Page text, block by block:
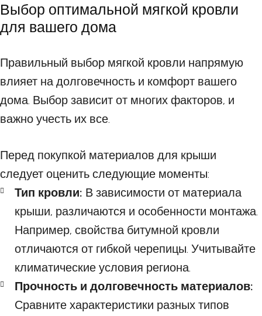
Выбор оптимальной мягкой кровли
для вашего дома
Правильный выбор мягкой кровли напрямую
влияет на долговечность и комфорт вашего
дома. Выбор зависит от многих факторов, и
важно учесть их все.
Перед покупкой материалов для крыши
следует оценить следующие моменты:
Тип кровли: В зависимости от материала
крыши, различаются и особенности монтажа.
Например, свойства битумной кровли
отличаются от гибкой черепицы. Учитывайте
климатические условия региона.
Прочность и долговечность материалов:
Сравните характеристики разных типов